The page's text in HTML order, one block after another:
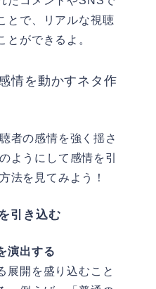
とで、リアルな視聴
とができるよ。
情を動かすネタ作
者の感情を強く揺さ
ようにして感情を引
法を見てみよう！
引き込む
演出する
展開を盛り込むこと